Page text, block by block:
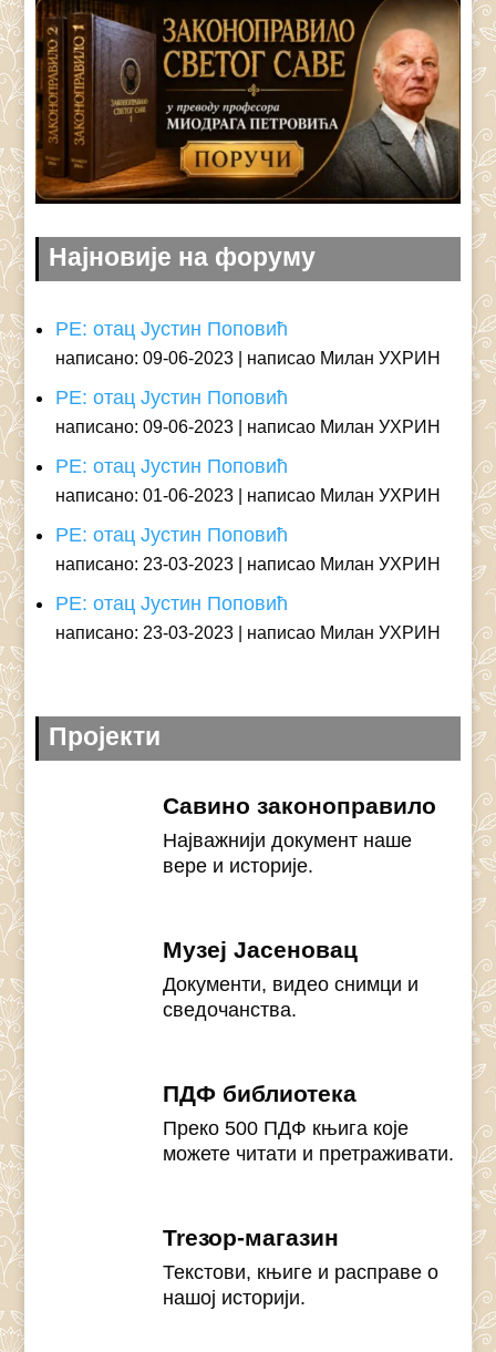
Најновије на форуму
РЕ: отац Јустин Поповић
написано: 09-06-2023 написао Милан УХРИН
РЕ: отац Јустин Поповић
написано: 09-06-2023 написао Милан УХРИН
РЕ: отац Јустин Поповић
написано: 01-06-2023 написао Милан УХРИН
РЕ: отац Јустин Поповић
написано: 23-03-2023 написао Милан УХРИН
РЕ: отац Јустин Поповић
написано: 23-03-2023 написао Милан УХРИН
Пројекти
Савино законоправило
Најважнији документ наше
вере и историје.
Музеј Јасеновац
Документи, видео снимци и
сведочанства.
ПДФ библиотека
Преко 500 ПДФ књига које
можете читати и претраживати.
Treзор-магазин
Текстови, књиге и расправе о
нашој историји.